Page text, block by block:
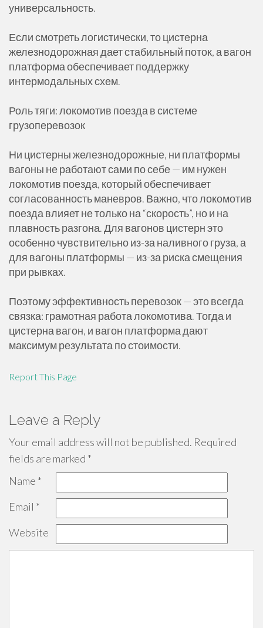
универсальность.
Если смотреть логистически, то цистерна
железнодорожная дает стабильный поток, а вагон
платформа обеспечивает поддержку
интермодальных схем.
Роль тяги: локомотив поезда в системе
грузоперевозок
Ни цистерны железнодорожные, ни платформы
вагоны не работают сами по себе — им нужен
локомотив поезда, который обеспечивает
согласованность маневров. Важно, что локомотив
поезда влияет не только на “скорость”, но и на
плавность разгона. Для вагонов цистерн это
особенно чувствительно из-за наливного груза, а
для вагоны платформы — из-за риска смещения
при рывках.
Поэтому эффективность перевозок — это всегда
связка: грамотная работа локомотива. Тогда и
цистерна вагон, и вагон платформа дают
максимум результата по стоимости.
Report This Page
Leave a Reply
Your email address will not be published. Required
fields are marked *
Name *
Email *
Website